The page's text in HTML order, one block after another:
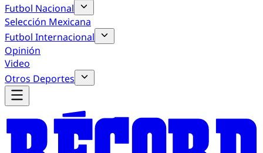
Futbol Nacional
Selección Mexicana
Futbol Internacional
Opinión
Video
Otros Deportes